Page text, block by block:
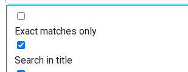
Exact matches only
Search in title